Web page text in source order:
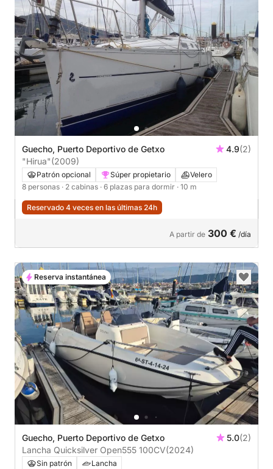
Guecho, Puerto Deportivo de Getxo 4.9(2)
"Hirua"(2009)
Patrón opcional Súper propietario
Velero
8 personas · 2 cabinas · 6 plazas para dormir · 10 m
Reservado 4 veces en las últimas 24h
A partir de 300 € /día
Guecho, Puerto Deportivo de Getxo 5.0(2)
Lancha Quicksilver Open555 100CV(2024)
Sin patrón
Lancha
Reserva instantánea